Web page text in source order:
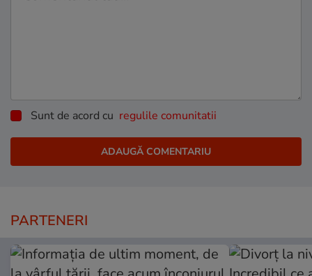
Sunt de acord cu regulile comunitatii
PARTENERI